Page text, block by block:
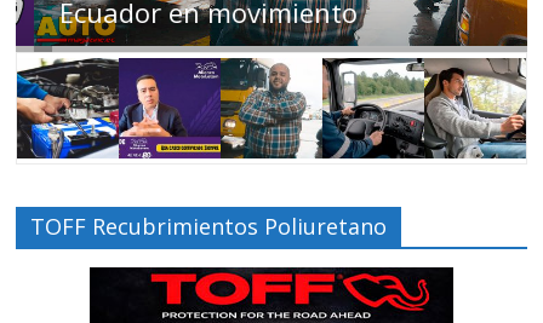
Ecuador en movimiento
TOFF Recubrimientos Poliuretano